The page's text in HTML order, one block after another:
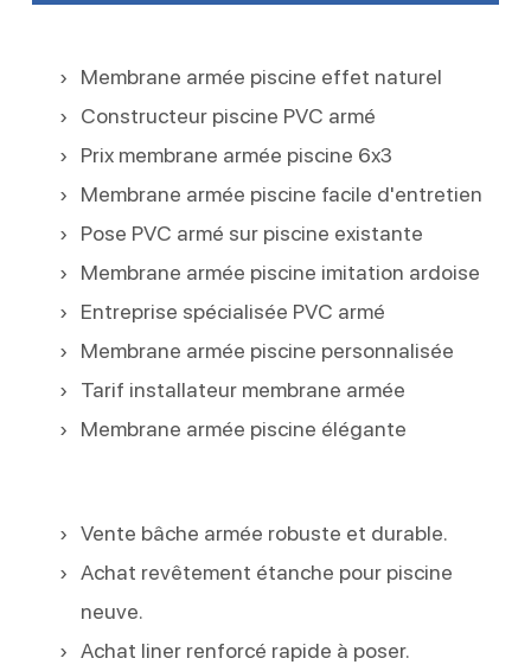
Membrane armée piscine effet naturel
Constructeur piscine PVC armé
Prix membrane armée piscine 6x3
Membrane armée piscine facile d'entretien
Pose PVC armé sur piscine existante
Membrane armée piscine imitation ardoise
Entreprise spécialisée PVC armé
Membrane armée piscine personnalisée
Tarif installateur membrane armée
Membrane armée piscine élégante
Vente bâche armée robuste et durable.
Achat revêtement étanche pour piscine
neuve.
Achat liner renforcé rapide à poser.